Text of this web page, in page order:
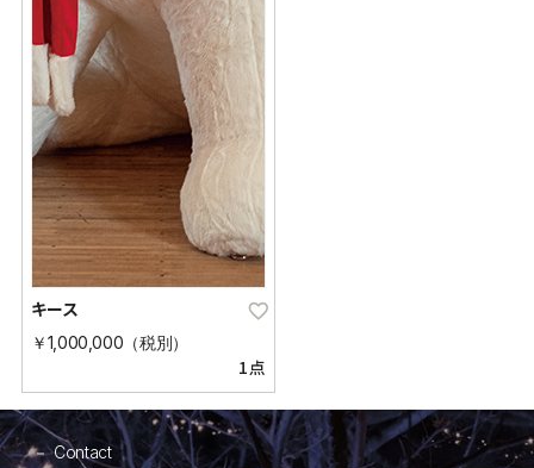
キース
￥1,000,000（税別）
1点
Contact